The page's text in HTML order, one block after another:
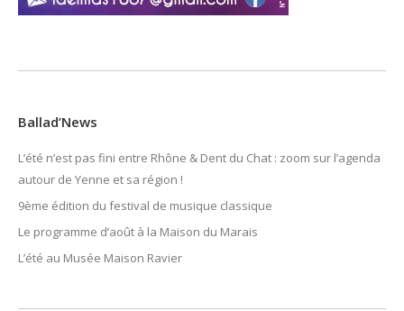
Ballad’News
L’été n’est pas fini entre Rhône & Dent du Chat : zoom sur l’agenda
autour de Yenne et sa région !
9ème édition du festival de musique classique
Le programme d’août à la Maison du Marais
L’été au Musée Maison Ravier